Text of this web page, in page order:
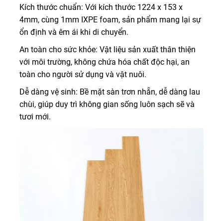
Kích thước chuẩn: Với kích thước 1224 x 153 x
4mm, cùng 1mm IXPE foam, sản phẩm mang lại sự
ổn định và êm ái khi di chuyển.
An toàn cho sức khỏe: Vật liệu sản xuất thân thiện
với môi trường, không chứa hóa chất độc hại, an
toàn cho người sử dụng và vật nuôi.
Dễ dàng vệ sinh: Bề mặt sàn trơn nhẵn, dễ dàng lau
chùi, giúp duy trì không gian sống luôn sạch sẽ và
tươi mới.